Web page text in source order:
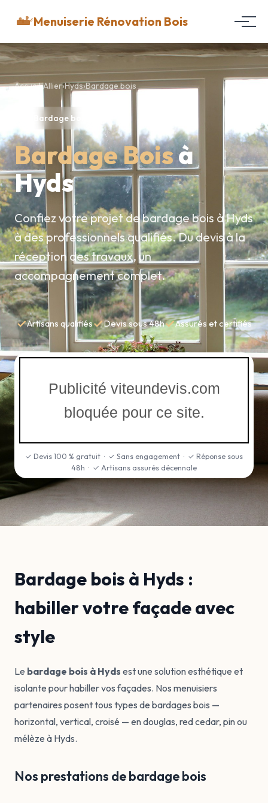
Menuiserie Rénovation Bois
Accueil›Allier›Hyds›Bardage bois
Bardage bois
Bardage Boisà
Hyds
Confiez votre projet de bardage bois à Hyds
à des professionnels qualifiés. Du devis à la
réception des travaux, un
accompagnement complet.
✓Artisans qualifiés✓Devis sous 48h✓Assurés et certifiés
Publicité viteundevis.com
bloquée pour ce site.
✓ Devis 100 % gratuit · ✓ Sans engagement · ✓ Réponse sous
48h · ✓ Artisans assurés décennale
Bardage bois à Hyds :
habiller votre façade avec
style
Le bardage bois à Hyds est une solution esthétique et
isolante pour habiller vos façades. Nos menuisiers
partenaires posent tous types de bardages bois —
horizontal, vertical, croisé — en douglas, red cedar, pin ou
mélèze à Hyds.
Nos prestations de bardage bois